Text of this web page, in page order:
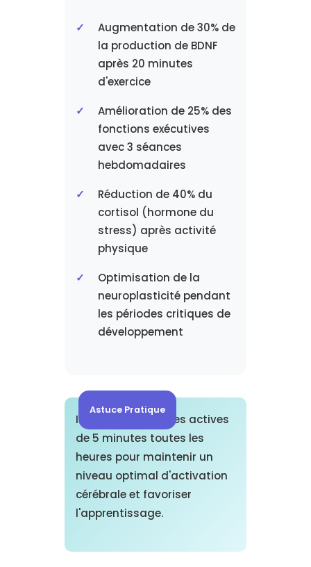
Augmentation de 30% de
la production de BDNF
après 20 minutes
d'exercice
Amélioration de 25% des
fonctions exécutives
avec 3 séances
hebdomadaires
Réduction de 40% du
cortisol (hormone du
stress) après activité
physique
Optimisation de la
neuroplasticité pendant
les périodes critiques de
développement
Astuce Pratique
Intégrez des pauses actives
de 5 minutes toutes les
heures pour maintenir un
niveau optimal d'activation
cérébrale et favoriser
l'apprentissage.